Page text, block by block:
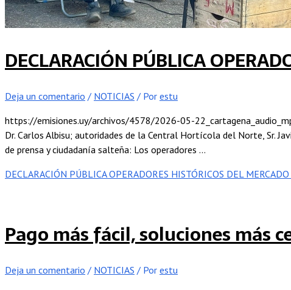
DECLARACIÓN PÚBLICA
Deja un comentario / NOTICIAS / Por estu
https://emisiones.uy/archivos/4578/2026-05-
Dr. Carlos Albisu; autoridades de la Central Hortícola del Norte, Sr.
de prensa y ciudadanía salteña: Los operadores …
DECLARACIÓN PÚBLICA OPERADORES HISTÓRICOS DEL
Pago más fácil, soluciones más
Deja un comentario / NOTICIAS / Por estu